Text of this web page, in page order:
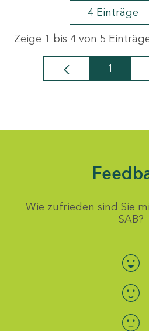
4 Einträge
Zeige 1 bis 4 von 5
Seite
1
Wie zufrieden sind Sie
SAB?